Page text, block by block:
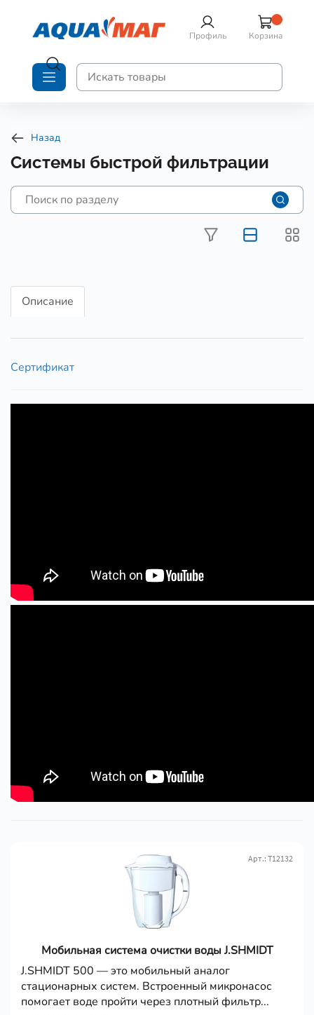
Профиль Корзина
Назад
Системы быстрой фильтрации
Описание
Сертификат
Мобильная система очистки воды J.SHMIDT
Арт.: Т12132
J.SHMIDT 500 — это мобильный аналог
стационарных систем. Встроенный микронасос
помогает воде пройти через плотный фильтр...